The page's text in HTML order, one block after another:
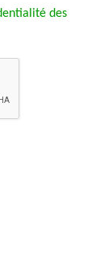
des